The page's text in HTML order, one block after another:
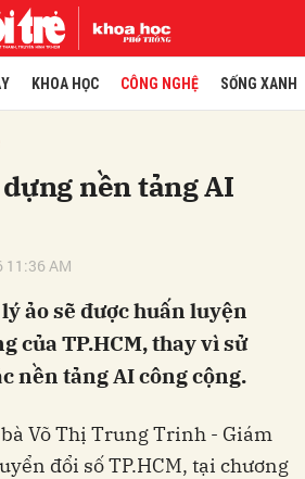
KHOA HỌC CÔNG NGHỆ SỐNG XANH
nền tảng AI
AM
ảo sẽ được huấn luyện
của TP.HCM, thay vì sử
nền tảng AI công cộng.
Võ Thị Trung Trinh - Giám
đổi số TP.HCM, tại chương